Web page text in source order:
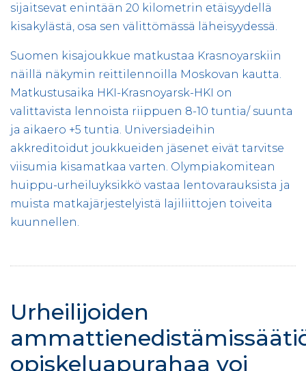
sijaitsevat enintään 20 kilometrin etäisyydellä
kisakylästä, osa sen välittömässä läheisyydessä.
Suomen kisajoukkue matkustaa Krasnoyarskiin
näillä näkymin reittilennoilla Moskovan kautta.
Matkustusaika HKI-Krasnoyarsk-HKI on
valittavista lennoista riippuen 8-10 tuntia/ suunta
ja aikaero +5 tuntia. Universiadeihin
akkreditoidut joukkueiden jäsenet eivät tarvitse
viisumia kisamatkaa varten. Olympiakomitean
huippu-urheiluyksikkö vastaa lentovarauksista ja
muista matkajärjestelyistä lajiliittojen toiveita
kuunnellen.
Urheilijoiden
opiskeluapurahaa voi